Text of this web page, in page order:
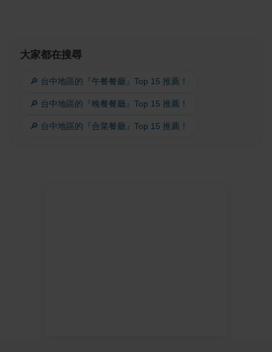
大家都在搜尋
🔎 台中地區的『午餐餐廳』Top 15 推薦！
🔎 台中地區的『晚餐餐廳』Top 15 推薦！
🔎 台中地區的『合菜餐廳』Top 15 推薦！